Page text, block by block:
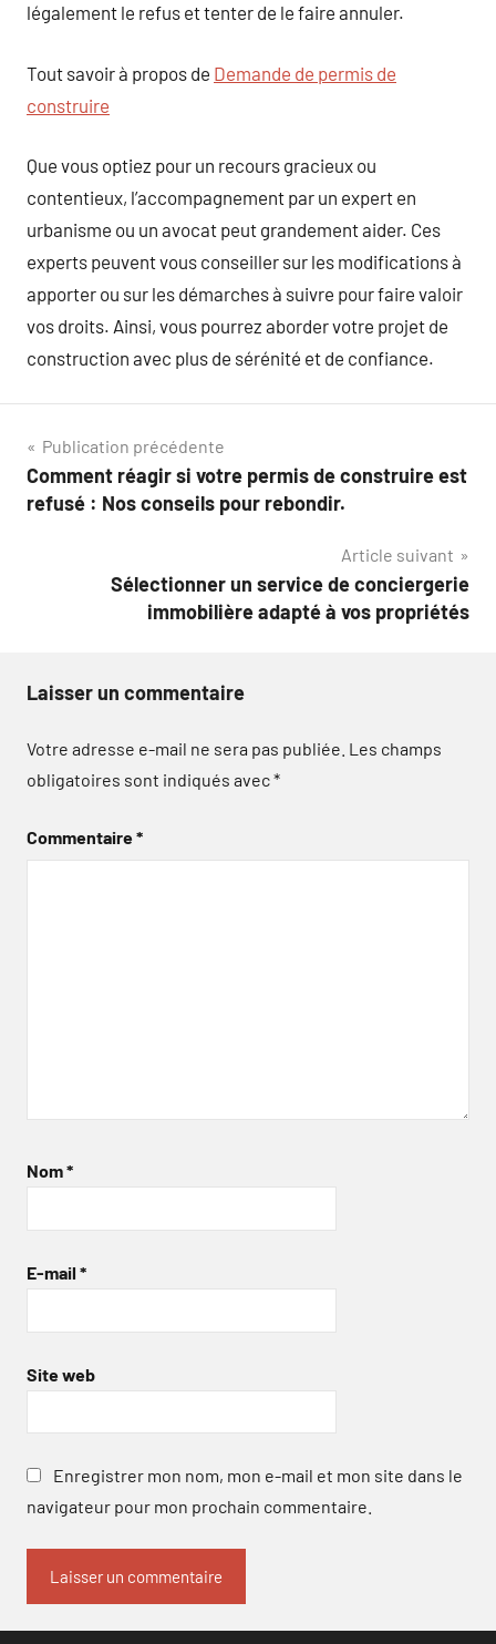
légalement le refus et tenter de le faire annuler.
Tout savoir à propos de Demande de permis de
construire
Que vous optiez pour un recours gracieux ou
contentieux, l’accompagnement par un expert en
urbanisme ou un avocat peut grandement aider. Ces
experts peuvent vous conseiller sur les modifications à
apporter ou sur les démarches à suivre pour faire valoir
vos droits. Ainsi, vous pourrez aborder votre projet de
construction avec plus de sérénité et de confiance.
Navigation
de
Publication précédente
Comment réagir si votre permis de construire est
refusé : Nos conseils pour rebondir.
Article suivant
Sélectionner un service de conciergerie
immobilière adapté à vos propriétés
Laisser un commentaire
Votre adresse e-mail ne sera pas publiée. Les champs
obligatoires sont indiqués avec*
Commentaire*
Nom*
E-mail *
Site web
Enregistrer mon nom, mon e-mail et mon site dans le
navigateur pour mon prochain commentaire.